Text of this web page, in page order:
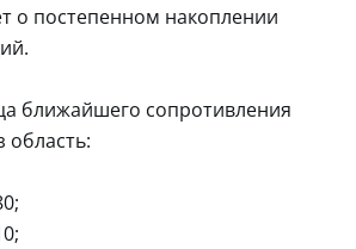
о постепенном накоплении
ближайшего сопротивления
область: